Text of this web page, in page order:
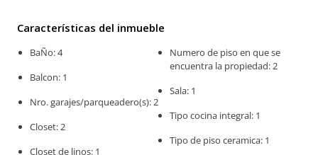
Características del inmueble
BaÑo: 4
Balcon: 1
Nro. garajes/parqueadero(s): 2
Closet: 2
Closet de linos: 1
Numero de piso en que se
encuentra la propiedad: 2
Sala: 1
Tipo cocina integral: 1
Tipo de piso ceramica: 1